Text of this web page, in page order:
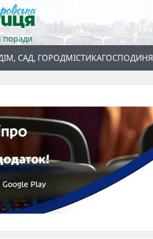
поради
САД, ГОРОДМІСТИКАГОСПОДИНЯ